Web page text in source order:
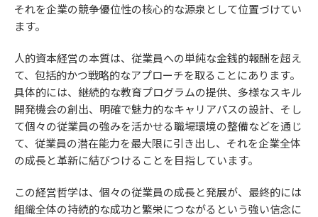
それを企業の競争優位性の核心的な源泉として位置づけてい
ます。
人的資本経営の本質は、従業員への単純な金銭的報酬を超え
て、包括的かつ戦略的なアプローチを取ることにあります。
具体的には、継続的な教育プログラムの提供、多様なスキル
開発機会の創出、明確で魅力的なキャリアパスの設計、そし
て個々の従業員の強みを活かせる職場環境の整備などを通じ
て、従業員の潜在能力を最大限に引き出し、それを企業全体
の成長と革新に結びつけることを目指しています。
この経営哲学は、個々の従業員の成長と発展が、最終的には
組織全体の持続的な成功と繁栄につながるという強い信念に